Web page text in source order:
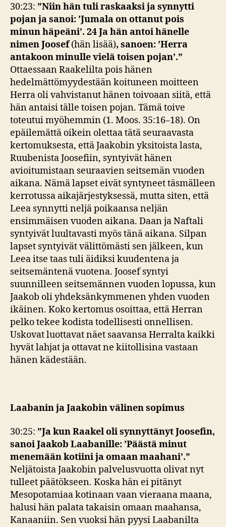
30:23: ”Niin hän tuli raskaaksi ja synnytti
pojan ja sanoi: ’Jumala on ottanut pois
minun häpeäni’. 24 Ja hän antoi hänelle
nimen Joosef(hän lisää), sanoen: ’Herra
antakoon minulle vielä toisen pojan’.”
Ottaessaan Raakelilta pois hänen
hedelmättömyydestään koituneen moitteen
Herra oli vahvistanut hänen toivoaan siitä, että
hän antaisi tälle toisen pojan. Tämä toive
toteutui myöhemmin (1. Moos. 35:16–18). On
epäilemättä oikein olettaa tätä seuraavasta
kertomuksesta, että Jaakobin yksitoista lasta,
Ruubenista Joosefiin, syntyivät hänen
avioitumistaan seuraavien seitsemän vuoden
aikana. Nämä lapset eivät syntyneet täsmälleen
kerrotussa aikajärjestyksessä, mutta siten, että
Leea synnytti neljä poikaansa neljän
ensimmäisen vuoden aikana. Daan ja Naftali
syntyivät luultavasti myös tänä aikana. Silpan
lapset syntyivät välittömästi sen jälkeen, kun
Leea itse taas tuli äidiksi kuudentena ja
seitsemäntenä vuotena. Joosef syntyi
suunnilleen seitsemännen vuoden lopussa, kun
Jaakob oli yhdeksänkymmenen yhden vuoden
ikäinen. Koko kertomus osoittaa, että Herran
pelko tekee kodista todellisesti onnellisen.
Uskovat luottavat näet saavansa Herralta kaikki
hyvät lahjat ja ottavat ne kiitollisina vastaan
hänen kädestään.
Laabanin ja Jaakobin välinen sopimus
30:25: ”Ja kun Raakel oli synnyttänyt Joosefin,
sanoi Jaakob Laabanille: ’Päästä minut
menemään kotiini ja omaan maahani’.”
Neljätoista Jaakobin palvelusvuotta olivat nyt
tulleet päätökseen. Koska hän ei pitänyt
Mesopotamiaa kotinaan vaan vieraana maana,
halusi hän palata takaisin omaan maahansa,
Kanaaniin. Sen vuoksi hän pyysi Laabanilta